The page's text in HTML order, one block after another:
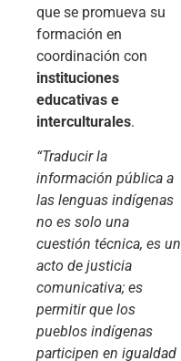
que se promueva su
formación en
coordinación con
instituciones
educativas e
interculturales.
“Traducir la
información pública a
las lenguas indígenas
no es solo una
cuestión técnica, es un
acto de justicia
comunicativa; es
permitir que los
pueblos indígenas
participen en igualdad